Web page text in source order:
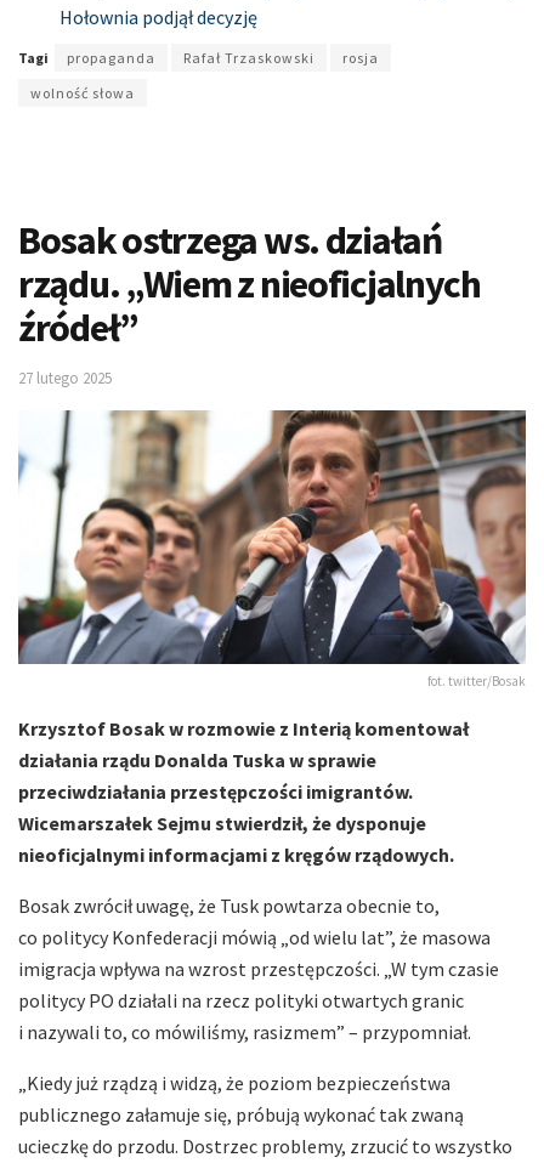
Hołownia podjął decyzję
Tagi propaganda Rafał Trzaskowski
rosja
wolność słowa
Bosak ostrzega ws. działań
rządu. „Wiem z nieoficjalnych
źródeł”
27 lutego 2025
fot. twitter/Bosak
Krzysztof Bosak w rozmowie z Interią komentował
działania rządu Donalda Tuska w sprawie
przeciwdziałania przestępczości imigrantów.
Wicemarszałek Sejmu stwierdził, że dysponuje
nieoficjalnymi informacjami z kręgów rządowych.
Bosak zwrócił uwagę, że Tusk powtarza obecnie to,
co politycy Konfederacji mówią „od wielu lat”, że masowa
imigracja wpływa na wzrost przestępczości. „W tym czasie
politycy PO działali na rzecz polityki otwartych granic
i nazywali to, co mówiliśmy, rasizmem” – przypomniał.
„Kiedy już rządzą i widzą, że poziom bezpieczeństwa
publicznego załamuje się, próbują wykonać tak zwaną
ucieczkę do przodu. Dostrzec problemy, zrzucić to wszystko